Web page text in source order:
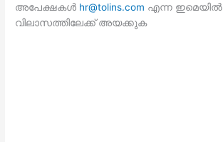
അപേക്ഷകൾ hr@tolins.com എന്ന ഇമെയിൽ
വിലാസത്തിലേക്ക് അയക്കുക